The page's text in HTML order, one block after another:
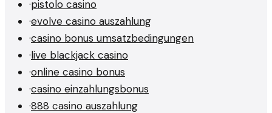
·pistolo casino
·evolve casino auszahlung
·casino bonus umsatzbedingungen
·live blackjack casino
·online casino bonus
·casino einzahlungsbonus
·888 casino auszahlung